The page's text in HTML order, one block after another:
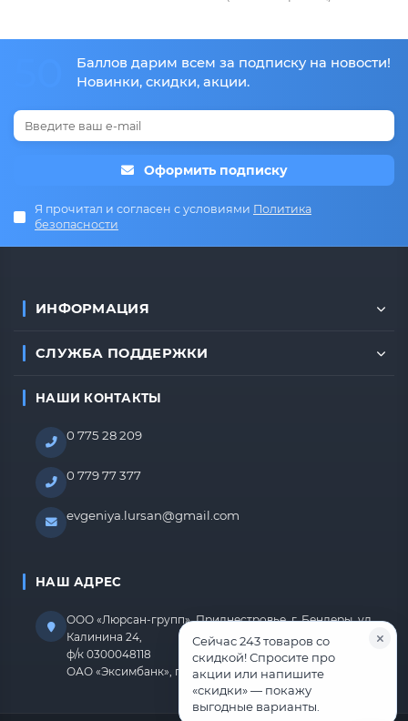
Баллов дарим всем за подписку на новости!
Новинки, скидки, акции.
Оформить подписку
Я прочитал и согласен с условиями Политика
безопасности
ИНФОРМАЦИЯ
СЛУЖБА ПОДДЕРЖКИ
НАШИ КОНТАКТЫ
0 775 28 209
0 779 77 377
evgeniya.lursan@gmail.com
НАШ АДРЕС
ООО «Люрсан-групп», Приднестровье, г. Бендеры, ул.
Калинина 24,
ф/к 0300048118
ОАО «Эксимбанк», г.Бендеры, р/с 2212670000000818
Сейчас 243 товаров со
скидкой! Спросите про
акции или напишите
«скидки» — покажу
выгодные варианты.